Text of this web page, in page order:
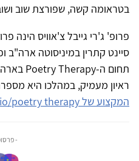
בטראומה קשה, שפורצת שוב
פרופ' ג'רי גייבל צ'אוויס הינה
סיינט קתרין במיניסוטה ארה"ב
תחום ה-Poetry Therapy בארה"ב.
ראיון מעמיק, במהלכו היא
המקצוע של biblio/poetry therapy
-